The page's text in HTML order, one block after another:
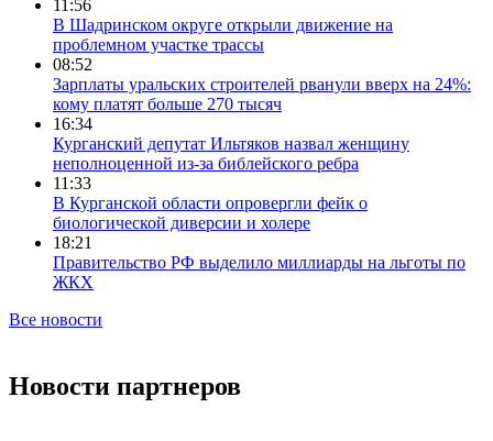
11:56
В Шадринском округе открыли движение на
проблемном участке трассы
08:52
Зарплаты уральских строителей рванули вверх на 24%:
кому платят больше 270 тысяч
16:34
Курганский депутат Ильтяков назвал женщину
неполноценной из-за библейского ребра
11:33
В Курганской области опровергли фейк о
биологической диверсии и холере
18:21
Правительство РФ выделило миллиарды на льготы по
ЖКХ
Все новости
Новости партнеров